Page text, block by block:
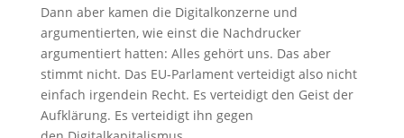
Dann aber kamen die Digitalkonzerne und
argumentierten, wie einst die Nachdrucker
argumentiert hatten: Alles gehört uns. Das aber
stimmt nicht. Das EU-Parlament verteidigt also nicht
einfach irgendein Recht. Es verteidigt den Geist der
Aufklärung. Es verteidigt ihn gegen